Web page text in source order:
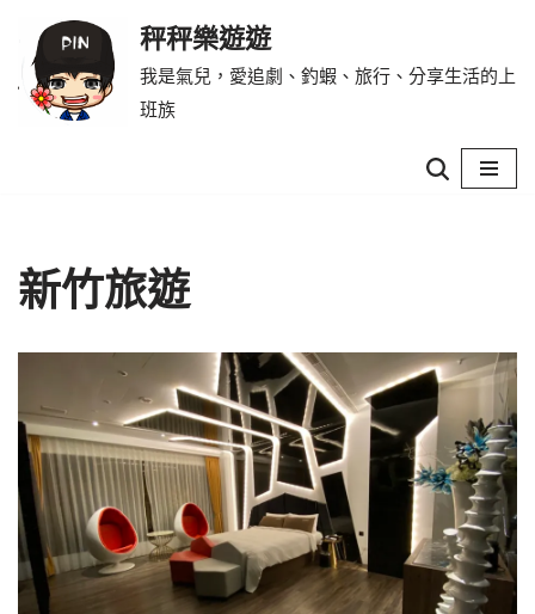
Skip
to
秤秤樂遊遊
我是氣兒，愛追劇、釣蝦、旅行、分享生活的上
班族
新竹旅遊